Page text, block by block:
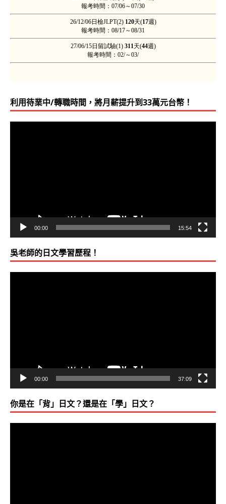
利用待業中/轉職時間，將月薪提升到33萬元台幣！
00:00 15:54
吳老師的日文學習歷程！
00:00 37:09
你是在「背」日文？還是在「學」日文？